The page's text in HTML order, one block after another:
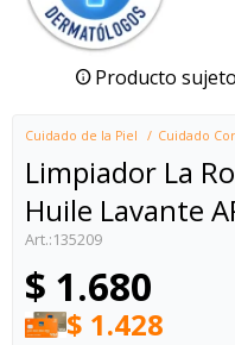
Producto
Cuidado de la Piel Cuidado
Limpiador La
Huile Lavante
135209
$ 1.680
$ 1.428